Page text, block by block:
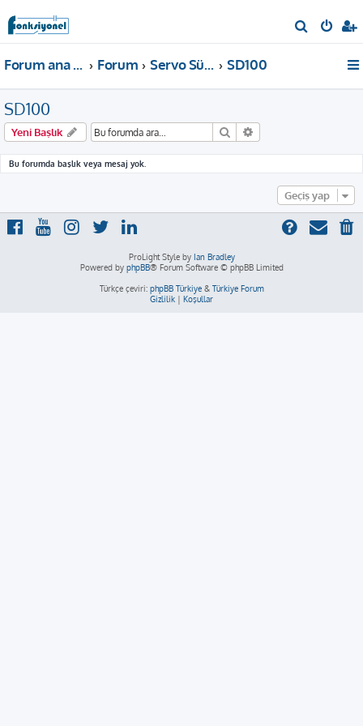
r
Forum ana sayfa Forum Servo Sürücü SD100
SD100
Yeni Başlık Ara
Bu forumda başlık veya mesaj yok.
Geçiş yap
ProLight Style by Ian Bradley
Powered by phpBB® Forum Software © phpBB Limited
Türkçe çeviri: phpBB Türkiye& Türkiye Forum
Gizlilik | Koşullar